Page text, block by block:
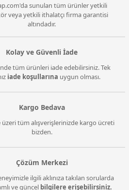
sunulan tüm ürünler yetkili
veya yetkili ithalatçı firma garantisi
altındadır.
Kolay ve Güvenli İade
tüm ürünleri iade edebilirsiniz. Tek
iade koşullarına uygun olması.
Kargo Bedava
üzeri tüm alışverişlerinizde kargo ücreti
bizden.
Çözüm Merkezi
ilgili aklınıza takılan sorularda
ve güncel bilgilere erişebilirsiniz.